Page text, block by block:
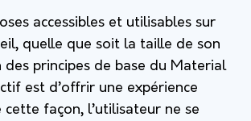
accessibles et utilisables sur
quelle que soit la taille de son
des principes de base du Material
est d’offrir une expérience
cette façon, l’utilisateur ne se